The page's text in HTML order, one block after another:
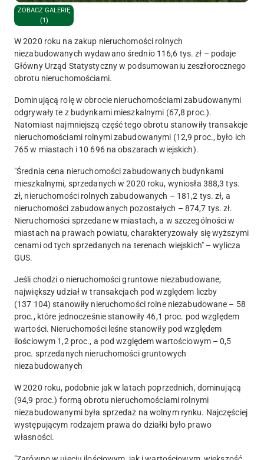
ZOBACZ GALERIĘ
(1)
W 2020 roku na zakup nieruchomości rolnych
niezabudowanych wydawano średnio 116,6 tys. zł – podaje
Główny Urząd Statystyczny w podsumowaniu zeszłorocznego
obrotu nieruchomościami.
Dominującą rolę w obrocie nieruchomościami zabudowanymi
odgrywały te z budynkami mieszkalnymi (67,8 proc.).
Natomiast najmniejszą część tego obrotu stanowiły transakcje
nieruchomościami rolnymi zabudowanymi (12,9 proc., było ich
765 w miastach i 10 696 na obszarach wiejskich).
"Średnia cena nieruchomości zabudowanych budynkami
mieszkalnymi, sprzedanych w 2020 roku, wyniosła 388,3 tys.
zł, nieruchomości rolnych zabudowanych – 181,2 tys. zł, a
nieruchomości zabudowanych pozostałych – 874,7 tys. zł.
Nieruchomości sprzedane w miastach, a w szczególności w
miastach na prawach powiatu, charakteryzowały się wyższymi
cenami od tych sprzedanych na terenach wiejskich" – wylicza
GUS.
Jeśli chodzi o nieruchomości gruntowe niezabudowane,
największy udział w transakcjach pod względem liczby
(137 104) stanowiły nieruchomości rolne niezabudowane – 58
proc., które jednocześnie stanowiły 46,1 proc. pod względem
wartości. Nieruchomości leśne stanowiły pod względem
ilościowym 1,2 proc., a pod względem wartościowym – 0,5
proc. sprzedanych nieruchomości gruntowych
niezabudowanych
W 2020 roku, podobnie jak w latach poprzednich, dominującą
(94,9 proc.) formą obrotu nieruchomościami rolnymi
niezabudowanymi była sprzedaż na wolnym rynku. Najczęściej
występującym rodzajem prawa do działki było prawo
własności.